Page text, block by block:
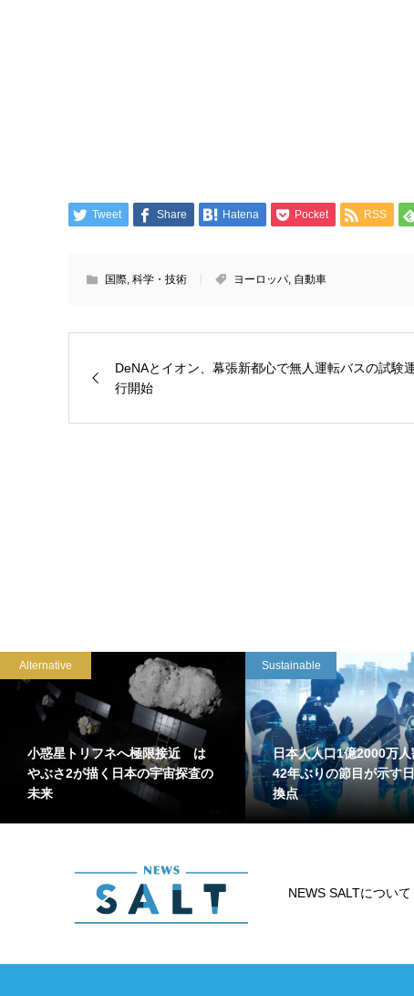
Tweet Share Hatena Pocket RSS
国際, 科学・技術 ヨーロッパ, 自動車
DeNAとイオン、幕張新都心で無人運転バスの試験
行開始
Alternative
小惑星トリフネへ極限接近 は
やぶさ2が描く日本の宇宙探査の
未来
Sustainable
日本人人口1億2000万
42年ぶりの節目が示す
換点
NEWS SALTについて